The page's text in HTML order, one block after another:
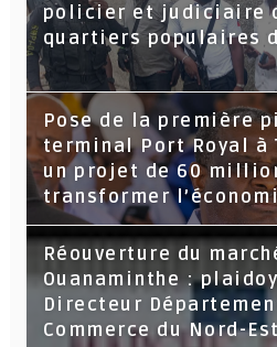
policier et judiciaire
quartiers populaires
Pose de la première
terminal Port Royal à
un projet de 60
transformer
Réouverture du
Ouanaminthe :
Directeur
Commerce du Nord-